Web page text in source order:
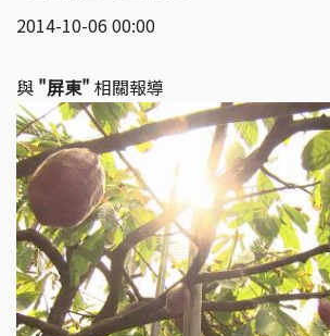
2014-10-06 00:00
與 "屏東" 相關報導